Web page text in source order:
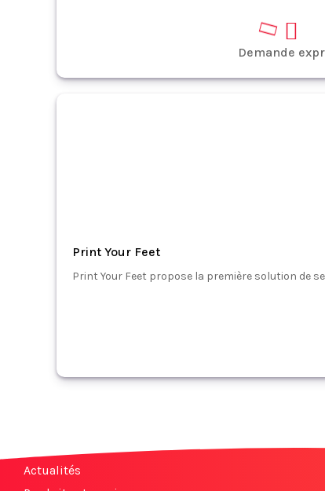
Demande
Print Your Feet
Print Your Feet propose la première solution de
Actualités